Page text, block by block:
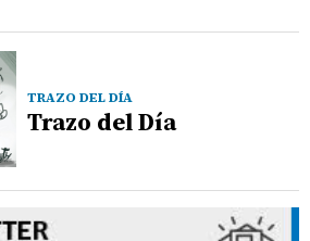
TRAZO DEL DÍA
Trazo del Día